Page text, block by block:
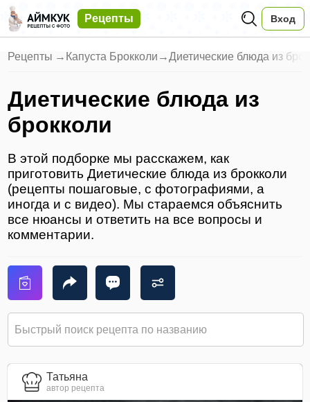
Рецепты Вход
Рецепты → Капуста Брокколи →Диетические блюда из
Диетические блюда из
брокколи
В этой подборке мы расскажем, как
приготовить Диетические блюда из брокколи
(рецепты пошаговые, с фотографиями, а
иногда и с видео). Мы стараемся объяснить
все нюансы и ответить на все вопросы и
комментарии.
Татьяна
автор рецепта